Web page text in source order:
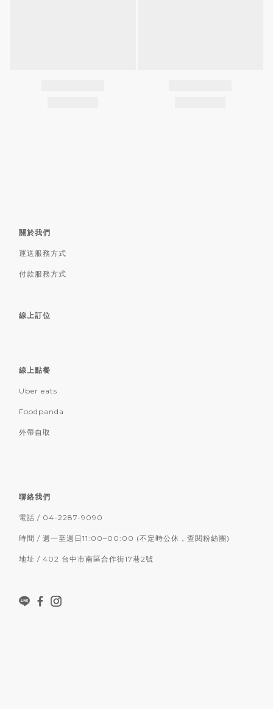
關於我們
運送服務方式
付款服務方式
線上訂位
線上點餐
Uber eats
Foodpanda
外帶自取
聯絡我們
電話 / 04-2287-9090
時間 / 週一至週日11:00–00:00 (不定時公休，查閱粉絲團)
地址 / 402 台中市南區合作街17巷2號